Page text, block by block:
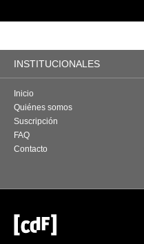
INSTITUCIONALES
Inicio
Quiénes somos
Suscripción
FAQ
Contacto